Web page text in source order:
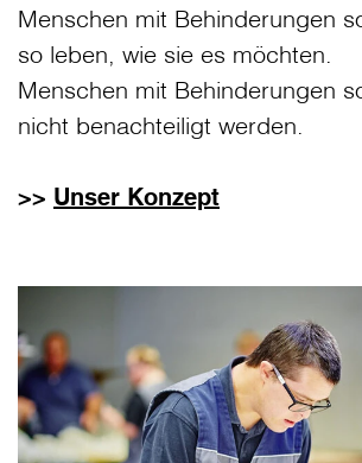
Menschen mit Behinderungen
so leben, wie sie es möchten.
Menschen mit Behinderungen
nicht benachteiligt werden.
>> Unser Konzept